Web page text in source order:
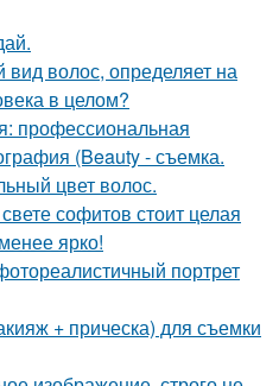
волос, определяет на
в целом?
профессиональная
(Beauty - съемка.
цвет волос.
софитов стоит целая
ярко!
портрет
+ прическа) для съемки